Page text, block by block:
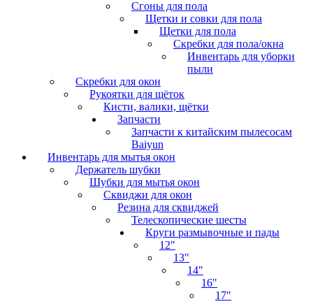
Сгоны для пола
Щетки и совки для пола
Щетки для пола
Скребки для пола/окна
Инвентарь для уборки
пыли
Скребки для окон
Рукоятки для щёток
Кисти, валики, щётки
Запчасти
Запчасти к китайским пылесосам
Baiyun
Инвентарь для мытья окон
Держатель шубки
Шубки для мытья окон
Сквиджи для окон
Резина для сквиджей
Телескопические шесты
Круги размывочные и пады
12"
13"
14"
16"
17"